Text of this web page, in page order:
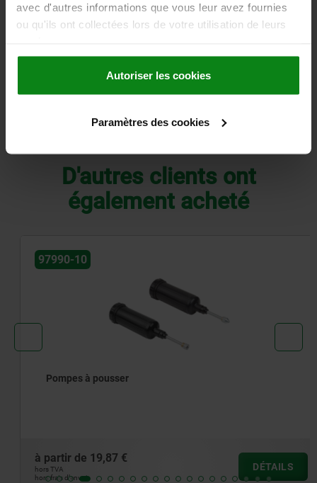
avec d'autres informations que vous leur avez fournies
ou qu'ils ont collectées lors de votre utilisation de leurs
Autoriser les cookies
Paramètres des cookies
DÉTAILS
CAO
D'autres clients ont
également acheté
97990-10
Pompes à pousser
à partir de19,87 €
hors TVA
hors frais d’envoi
DÉTAILS